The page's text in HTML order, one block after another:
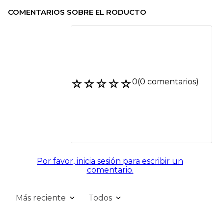
COMENTARIOS SOBRE EL RODUCTO
☆☆☆☆☆0(0 comentarios)
Por favor, inicia sesión para escribir un
comentario.
Más reciente Todos